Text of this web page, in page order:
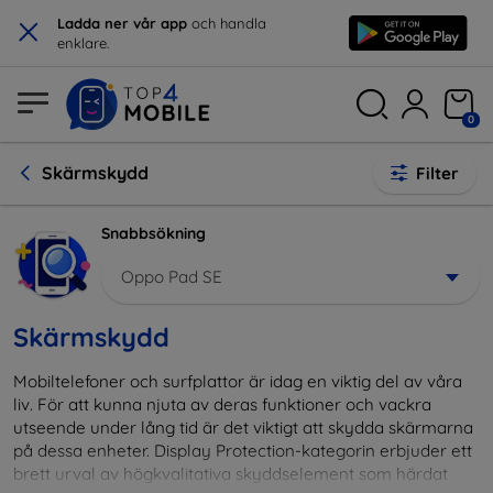
× Ladda ner vår app och handla
enklare.
0
Skärmskydd Filter
Snabbsökning
Oppo Pad SE
Skärmskydd
Mobiltelefoner och surfplattor är idag en viktig del av våra
liv. För att kunna njuta av deras funktioner och vackra
utseende under lång tid är det viktigt att skydda skärmarna
på dessa enheter. Display Protection-kategorin erbjuder ett
brett urval av högkvalitativa skyddselement som härdat